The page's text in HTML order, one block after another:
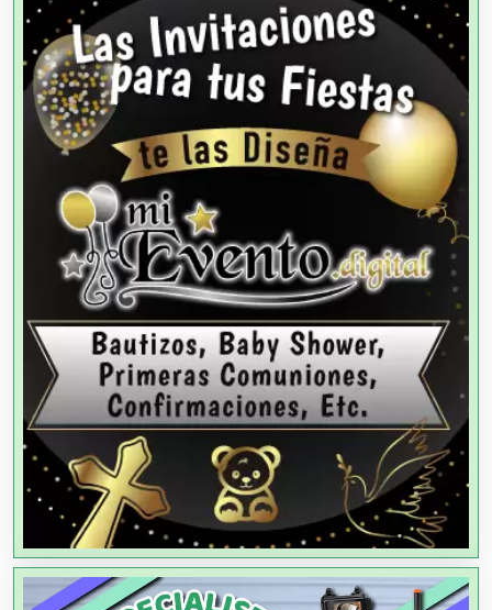
Alquiler de Sillas y Mesas
Alquiler de Trajes de Etiqueta
Alta Costura
Aluminio
Ambulancias
Análisis Clínicos
Análisis de Aguas